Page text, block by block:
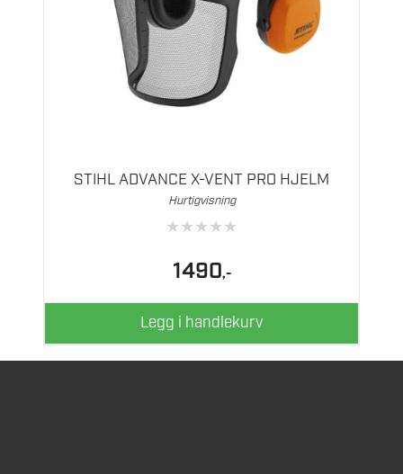
STIHL ADVANCE X-VENT PRO HJELM
Hurtigvisning
★★★★★
1490,-
Legg i handlekurv